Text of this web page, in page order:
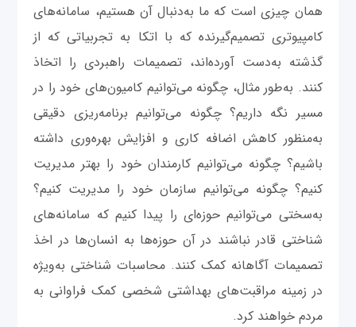
همان چیزی است که ما به‌دنبال آن هستیم، سامانه‌های
کامپیوتری تصمیم‌گیرنده که با اتکا به تجربیاتی که از
گذشته به‌دست آورده‌اند، تصمیمات راهبردی را اتخاذ
کنند. به‌طور مثال، چگونه می‌توانیم کامیون‌های خود را در
مسیر نگه داریم؟ چگونه می‌توانیم برنامه‌ریزی دقیقی
به‌منظور کاهش اضافه کاری و افزایش بهره‌وری داشته
باشیم؟ چگونه می‌توانیم کارمندان خود را بهتر مدیریت
کنیم؟ چگونه می‌توانیم سازمان خود را مدیریت کنیم؟
به‌سختی می‌توانیم حوزه‌ای را پیدا کنیم که سامانه‌های
شناختی قادر نباشند در آن حوزه‌ها به انسان‌ها در اخذ
تصمیمات آگاهانه کمک کنند. محاسبات شناختی به‌ویژه
در زمینه مراقبت‌های بهداشتی شخصی کمک فراوانی به
مردم خواهند کرد.